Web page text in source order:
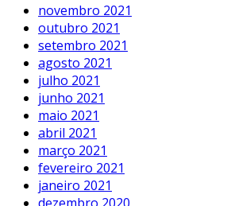
novembro 2021
outubro 2021
setembro 2021
agosto 2021
julho 2021
junho 2021
maio 2021
abril 2021
março 2021
fevereiro 2021
janeiro 2021
dezembro 2020